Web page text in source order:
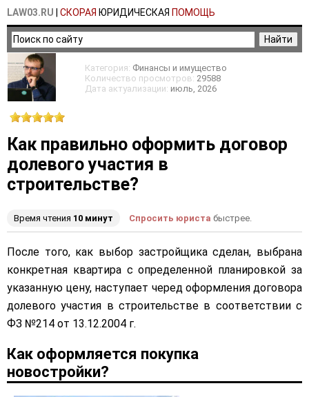
LAW03.RU СКОРАЯ ЮРИДИЧЕСКАЯ ПОМОЩЬ
Категория: Финансы и имущество
Количество просмотров: 29588
Дата актуализации: июль, 2026
Как правильно оформить договор
долевого участия в
строительстве?
Время чтения 10 минут Спросить юриста быстрее.
После того, как выбор застройщика сделан, выбрана
конкретная квартира с определенной планировкой за
указанную цену, наступает черед оформления договора
долевого участия в строительстве в соответствии с
ФЗ №214 от 13.12.2004 г.
Как оформляется покупка
новостройки?